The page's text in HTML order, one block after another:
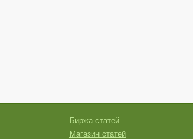
Биржа статей
Магазин статей